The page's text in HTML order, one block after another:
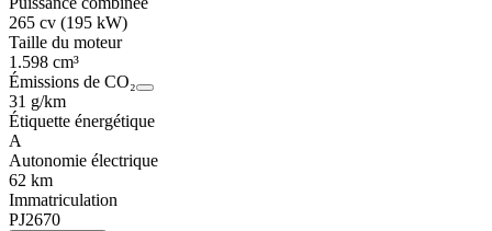
265 cv (195 kW)
Taille du moteur
1.598 cm³
Émissions de CO₂
31 g/km
Étiquette énergétique
A
Autonomie électrique
62 km
Immatriculation
PJ2670